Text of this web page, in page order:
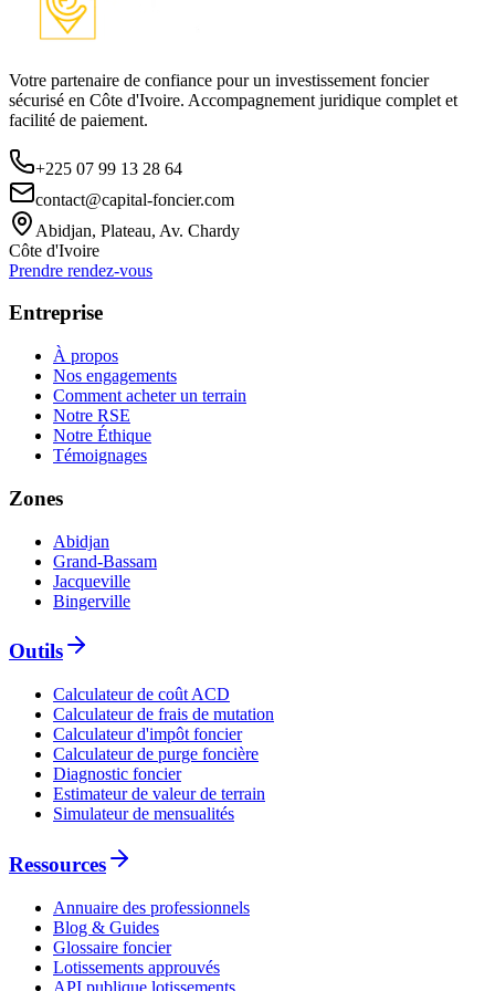
Votre partenaire de confiance pour un investissement foncier
sécurisé en Côte d'Ivoire. Accompagnement juridique complet et
facilité de paiement.
+225 07 99 13 28 64
contact@capital-foncier.com
Abidjan, Plateau, Av. Chardy
Côte d'Ivoire
Prendre rendez-vous
Entreprise
À propos
Nos engagements
Comment acheter un terrain
Notre RSE
Notre Éthique
Témoignages
Zones
Abidjan
Grand-Bassam
Jacqueville
Bingerville
Outils
Calculateur de coût ACD
Calculateur de frais de mutation
Calculateur d'impôt foncier
Calculateur de purge foncière
Diagnostic foncier
Estimateur de valeur de terrain
Simulateur de mensualités
Ressources
Annuaire des professionnels
Blog & Guides
Glossaire foncier
Lotissements approuvés
API publique lotissements